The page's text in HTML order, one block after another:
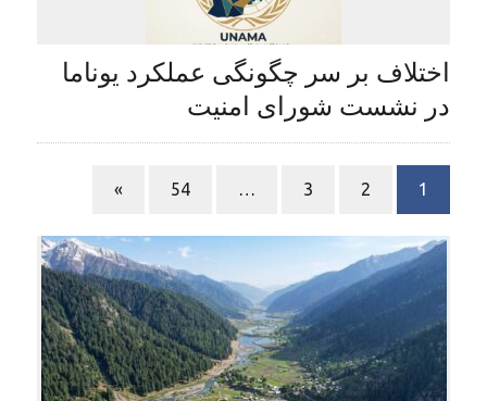
اختلاف بر سر چگونگی عملکرد یوناما
در نشست شورای امنیت
1
2
3
…
54
»